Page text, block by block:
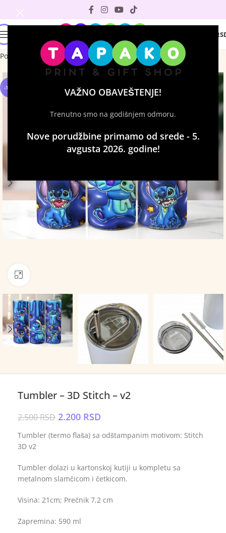
VAŽNO OBAVEŠTENJE!
Trenutno smo na godišnjem odmoru.
Nove porudžbine primamo od srede - 5.
avgusta 2026. godine!
Početna Tumbleri sa štampom
-12%
Tumbler – 3D Stitch – v2
2.500RSD 2.200 RSD
Tumbler (termo flaša) sa odštampanim motivom: Stitch
3D v2
Tumbler dolazi u kartonskoj kutiji u kompletu sa
metalnom slamčicom i četkicom.
Visina: 21cm; Prečnik 7,2 cm
Zapremina: 590 ml